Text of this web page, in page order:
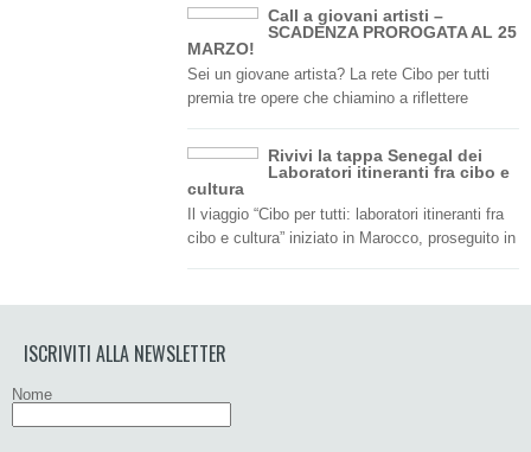
Call a giovani artisti –
SCADENZA PROROGATA AL 25
MARZO!
Sei un giovane artista? La rete Cibo per tutti
premia tre opere che chiamino a riflettere
Rivivi la tappa Senegal dei
Laboratori itineranti fra cibo e
cultura
Il viaggio “Cibo per tutti: laboratori itineranti fra
cibo e cultura” iniziato in Marocco, proseguito in
ISCRIVITI ALLA NEWSLETTER
Nome